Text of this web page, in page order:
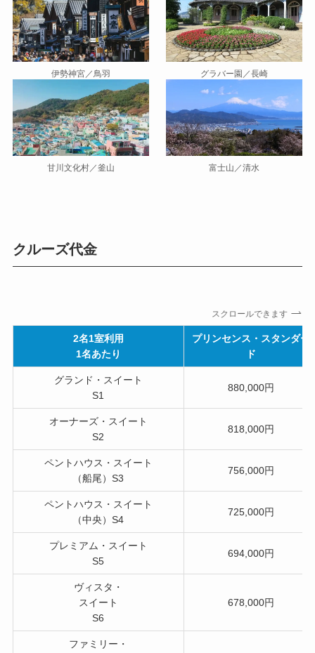
伊勢神宮／鳥羽 グラバー園／長崎
甘川文化村／釜山 富士山／清水
クルーズ代金
スクロールできます
2名1室利用
1名あたり
プリンセンス・スタンダー
ド
グランド・スイート
S1
880,000円
オーナーズ・スイート
S2
818,000円
ペントハウス・スイート
（船尾）S3
756,000円
ペントハウス・スイート
（中央）S4
725,000円
プレミアム・スイート
S5
694,000円
ヴィスタ・
スイート
S6
678,000円
ファミリー・